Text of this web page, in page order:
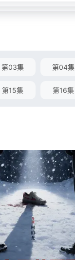
第03集 第04集
第15集 第16集